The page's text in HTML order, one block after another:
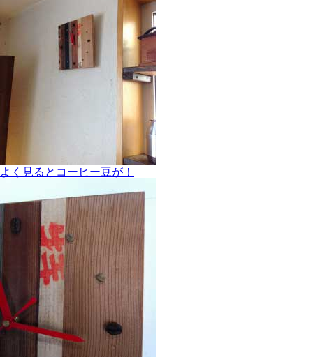
よく見るとコーヒー豆が！